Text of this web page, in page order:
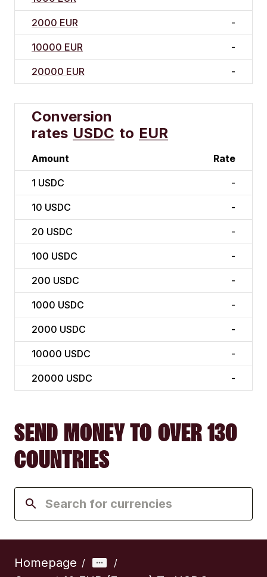
2000 EUR -
10000 EUR -
20000 EUR -
Conversion
rates USDC to EUR
Amount Rate
1 USDC -
10 USDC -
20 USDC -
100 USDC -
200 USDC -
1000 USDC -
2000 USDC -
10000 USDC -
20000 USDC -
SEND MONEY TO OVER 130
COUNTRIES
Homepage / /